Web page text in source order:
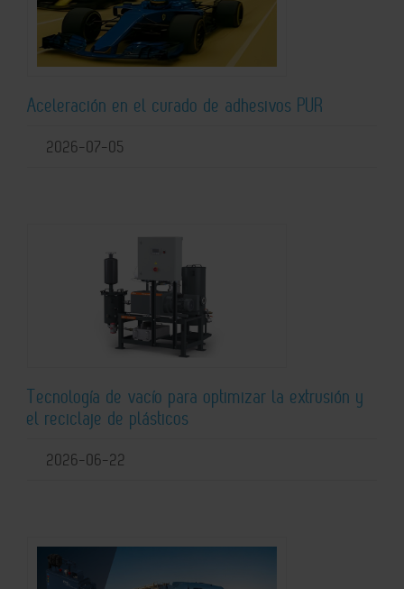
Aceleración en el curado de adhesivos PUR
2026-07-05
Tecnología de vacío para optimizar la extrusión y
el reciclaje de plásticos
2026-06-22